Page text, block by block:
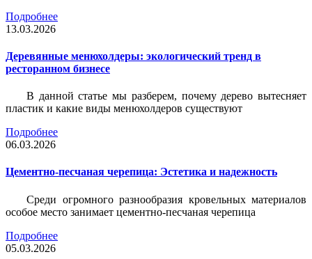
Подробнее
13.03.2026
Деревянные менюхолдеры: экологический тренд в
ресторанном бизнесе
В данной статье мы разберем, почему дерево вытесняет
пластик и какие виды менюхолдеров существуют
Подробнее
06.03.2026
Цементно-песчаная черепица: Эстетика и надежность
Среди огромного разнообразия кровельных материалов
особое место занимает цементно-песчаная черепица
Подробнее
05.03.2026